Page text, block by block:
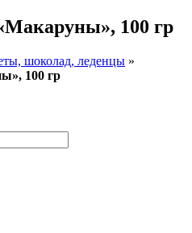
100 гр
шоколад, леденцы »
100 гр